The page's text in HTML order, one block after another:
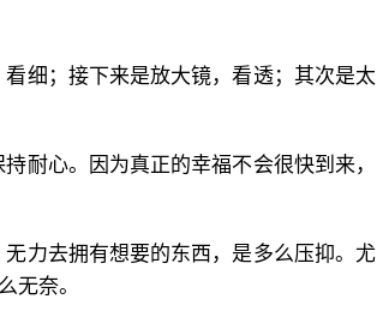
细；接下来是放大镜，看透；其次是太
耐心。因为真正的幸福不会很快到来，
力去拥有想要的东西，是多么压抑。尤
无奈。